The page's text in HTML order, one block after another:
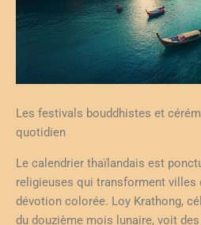
Les festivals bouddhistes et
quotidien
Le calendrier thaïlandais est
religieuses qui transforment villes
dévotion colorée. Loy Krathong,
du douzième mois lunaire, voit